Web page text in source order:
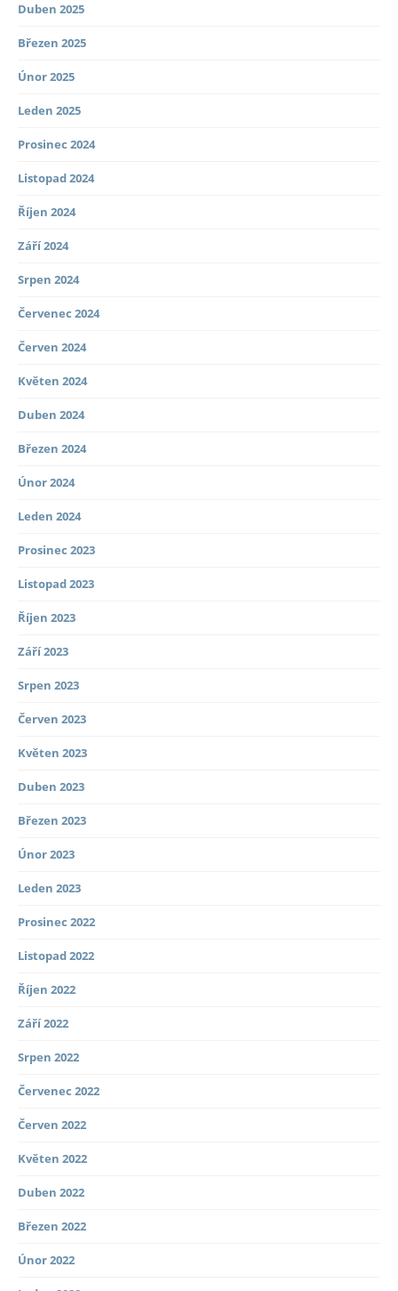
Duben 2025
Březen 2025
Únor 2025
Leden 2025
Prosinec 2024
Listopad 2024
Říjen 2024
Září 2024
Srpen 2024
Červenec 2024
Červen 2024
Květen 2024
Duben 2024
Březen 2024
Únor 2024
Leden 2024
Prosinec 2023
Listopad 2023
Říjen 2023
Září 2023
Srpen 2023
Červen 2023
Květen 2023
Duben 2023
Březen 2023
Únor 2023
Leden 2023
Prosinec 2022
Listopad 2022
Říjen 2022
Září 2022
Srpen 2022
Červenec 2022
Červen 2022
Květen 2022
Duben 2022
Březen 2022
Únor 2022